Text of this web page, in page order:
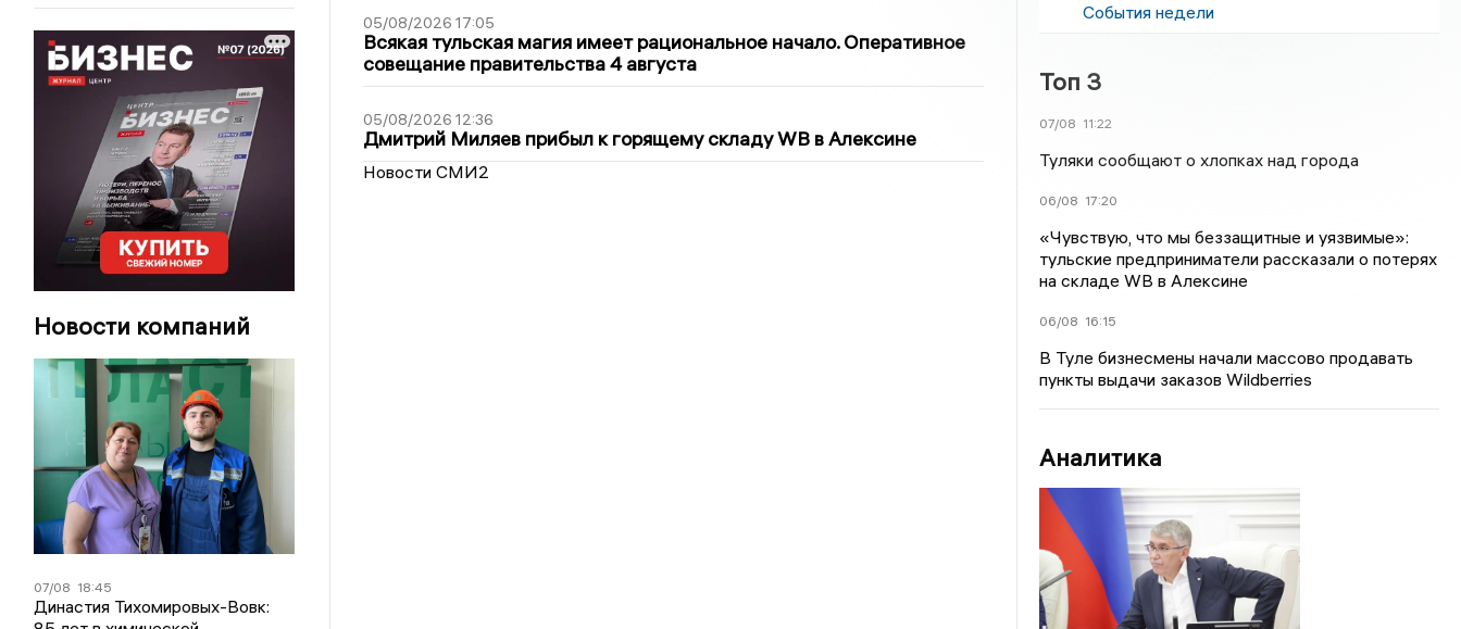
Новости компаний
07/08 18:45
Династия Тихомировых-Вовк:
05/08/2026 17:05
Всякая тульская магия имеет рациональное начало. Оперативное
совещание правительства 4 августа
05/08/2026 12:36
Дмитрий Миляев прибыл к горящему складу WB в Алексине
Новости СМИ2
События недели
Топ 3
07/08 11:22
Туляки сообщают о хлопках над города
06/08 17:20
«Чувствую, что мы беззащитные и уязвимые»:
тульские предприниматели рассказали о потерях
на складе WB в Алексине
06/08 16:15
В Туле бизнесмены начали массово продавать
пункты выдачи заказов Wildberries
Аналитика